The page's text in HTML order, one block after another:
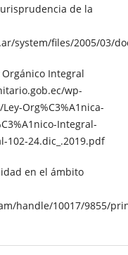
de la
system/files/2005/03/
Integral
wp-
Org%C3%A1nica-
Integral-
102-24.dic_.2019.pdf
en el ámbito
handle/10017/9855/